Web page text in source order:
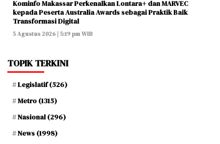
Kominfo Makassar Perkenalkan Lontara+ dan MARVEC
kepada Peserta Australia Awards sebagai Praktik Baik
Transformasi Digital
5 Agustus 2026 | 5:19 pm WIB
TOPIK TERKINI
Legislatif(526)
Metro (1315)
Nasional(296)
News (1998)